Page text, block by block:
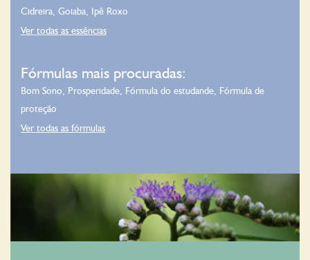
Cidreira, Goiaba, Ipê Roxo
Ver todas as essências
Fórmulas mais procuradas:
Bom Sono, Prosperidade, Fórmula do estudande, Fórmula de
proteção
Ver todas as fórmulas